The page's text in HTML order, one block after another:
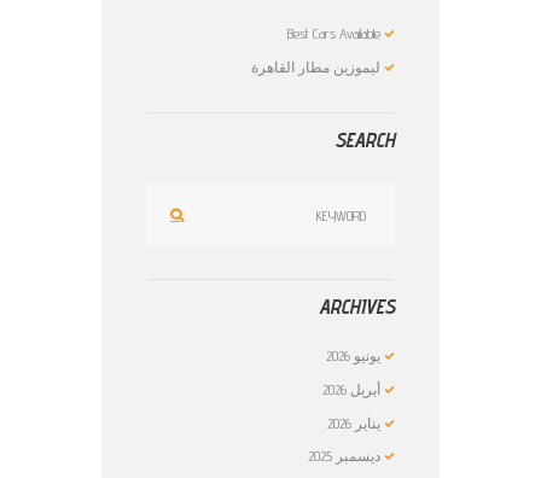
Best Cars Available
ليموزين مطار القاهرة
SEARCH
ARCHIVES
يونيو2026
أبريل2026
يناير2026
ديسمبر2025